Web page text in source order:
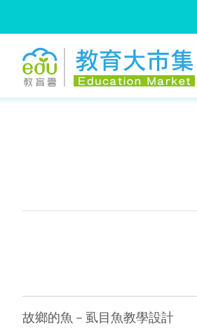
故鄉的魚－虱目魚教學設計